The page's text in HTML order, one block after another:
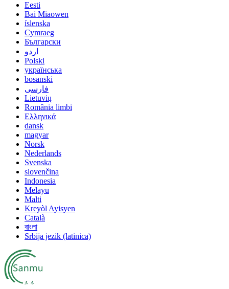
Eesti
Bai Miaowen
íslenska
Cymraeg
Български
اردو
Polski
українська
bosanski
فارسی
Lietuvių
România limbi
Ελληνικά
dansk
magyar
Norsk
Nederlands
Svenska
slovenčina
Indonesia
Melayu
Malti
Kreyòl Ayisyen
Català
বাংলা
Srbija jezik (latinica)